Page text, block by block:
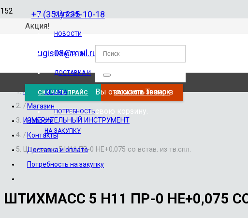
Акция!
+7 (351) 225-10-18
ugis08@mail.ru
СКАЧАТЬ ПРАЙС ЗАКАЗАТЬ ЗВОНОК
МАГАЗИН
НОВОСТИ
КОНТАКТЫ
ДОСТАВКА И
ОПЛАТА
ПОТРЕБНОСТЬ
НА ЗАКУПКУ
Вы отложилиТоварв
свою корзину.
Магазин
Новости
Контакты
Доставка и оплата
Потребность на закупку
Главная
/
ИЗМЕРИТЕЛЬНЫЙ ИНСТРУМЕНТ
/
Штихмасс 5 Н11 ПР-0 НЕ+0,075 со встав. из тв.спл.
ШТИХМАСС 5 Н11 ПР-0 НЕ+0,075